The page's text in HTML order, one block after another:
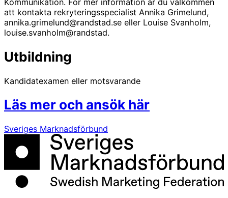
Kommunikation. För mer information är du välkommen
att kontakta rekryteringsspecialist Annika Grimelund,
annika.grimelund@randstad.se eller Louise Svanholm,
louise.svanholm@randstad.
Utbildning
Kandidatexamen eller motsvarande
Läs mer och ansök här
Sveriges Marknadsförbund